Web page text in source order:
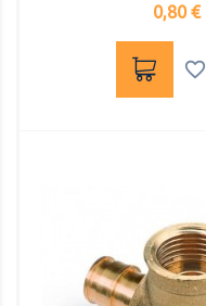
Precio
0,80 €
